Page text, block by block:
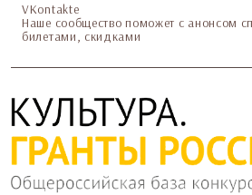
VKontakte
Наше сообщество поможет с анонсом
билетами, скидками